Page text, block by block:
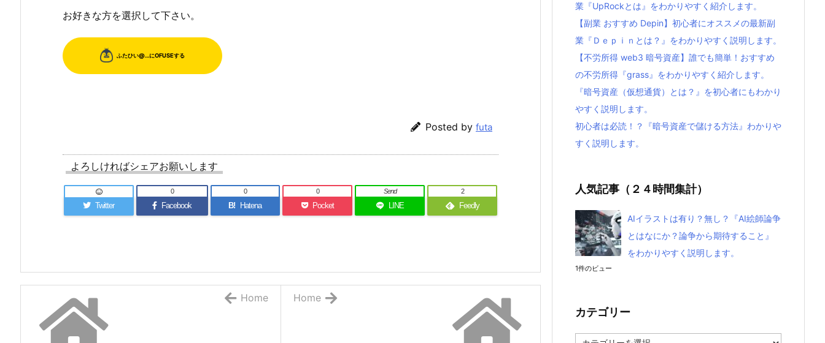
お好きな方を選択して下さい。
Posted by futa
よろしければシェアお願いします
Twitter Facebook
0
B! Hatena
0
Pocket
0
LINE
Send
Feedly
2
Home
Home
業『UpRockとは』をわかりやすく紹介します。
【副業 おすすめ Depin】初心者にオススメの最新副
業『Ｄｅｐｉｎとは？』をわかりやすく説明します。
【不労所得 web3 暗号資産】誰でも簡単！おすすめ
の不労所得『grass』をわかりやすく紹介します。
『暗号資産（仮想通貨）とは？』を初心者にもわかり
やすく説明します。
初心者は必読！？『暗号資産で儲ける方法』わかりや
すく説明します。
人気記事（２４時間集計）
AIイラストは有り？無し？『AI絵師論争
とはなにか？論争から期待すること』
をわかりやすく説明します。
1件のビュー
カテゴリー